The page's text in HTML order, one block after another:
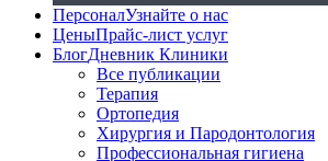
ПерсоналУзнайте о нас
ЦеныПрайс-лист услуг
БлогДневник Клиники
Все публикации
Терапия
Ортопедия
Хирургия и Пародонтология
Профессиональная гигиена